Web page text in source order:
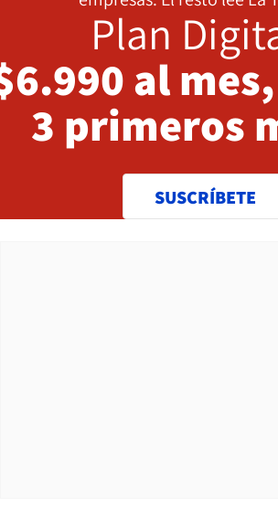
Plan
al
3 primeros
SUSCRÍBETE